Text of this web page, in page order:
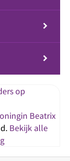
Beatrix
Bekijk alle